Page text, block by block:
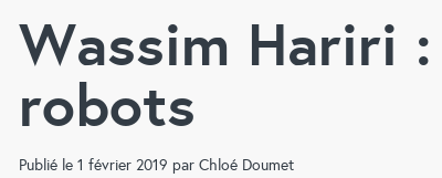
Wassim Hariri
robots
Publié le 1 février 2019 par Chloé Doumet